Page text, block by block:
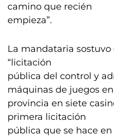
camino que recién
empieza”.
La mandataria sostuvo
“licitación
pública del control y
máquinas de juegos
provincia en siete
primera licitación
pública que se hace en